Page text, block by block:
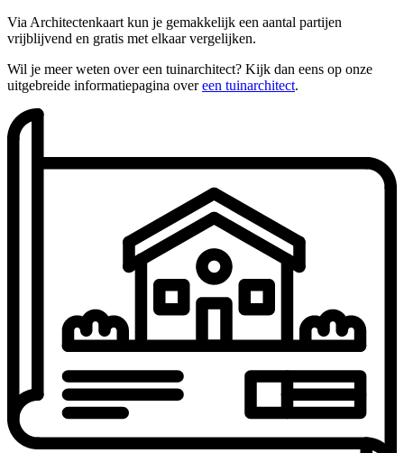
Via Architectenkaart kun je gemakkelijk een aantal partijen
vrijblijvend en gratis met elkaar vergelijken.
Wil je meer weten over een tuinarchitect? Kijk dan eens op onze
uitgebreide informatiepagina overeen tuinarchitect.